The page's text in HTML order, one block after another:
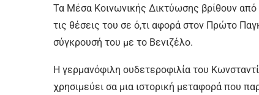
Τα Μέσα Κοινωνικής Δικτύωσης βρίθουν από
τις θέσεις του σε ό,τι αφορά στον Πρώτο
σύγκρουσή του με το Βενιζέλο.
Η γερμανόφιλη ουδετεροφιλία του
χρησιμεύει σα μια ιστορική μεταφορά που